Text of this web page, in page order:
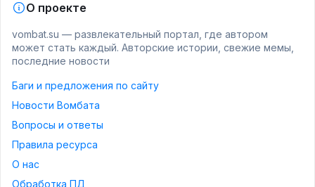
О проекте
vombat.su — развлекательный портал, где автором
может стать каждый. Авторские истории, свежие мемы,
последние новости
Баги и предложения по сайту
Новости Вомбата
Вопросы и ответы
Правила ресурса
О нас
Обработка ПД